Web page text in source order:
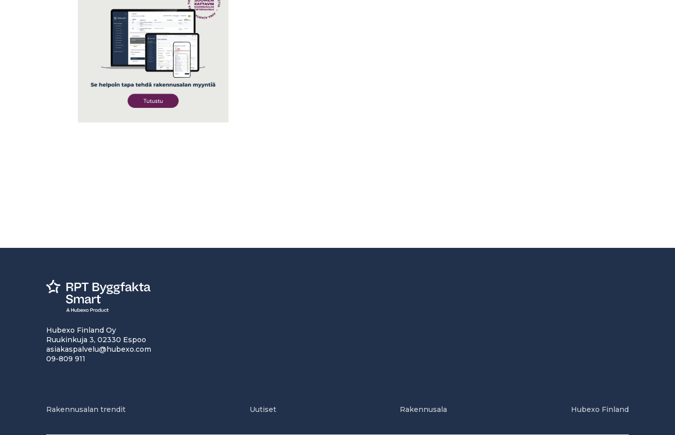
Hubexo Finland Oy
Ruukinkuja 3, 02330 Espoo
asiakaspalvelu@hubexo.com
09-809 911
Rakennusalan trendit Uutiset Rakennusala Hubexo Finland